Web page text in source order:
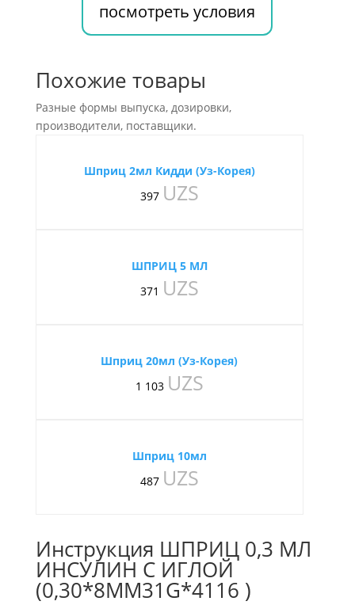
посмотреть условия
Похожие товары
Разные формы выпуска, дозировки,
производители, поставщики.
Шприц 2мл Кидди (Уз-Корея)
397 UZS
ШПРИЦ 5 МЛ
371 UZS
Шприц 20мл (Уз-Корея)
1 103 UZS
Шприц 10мл
487 UZS
Инструкция ШПРИЦ 0,3 МЛ
ИНСУЛИН С ИГЛОЙ
(0,30*8ММ31G*4116 )